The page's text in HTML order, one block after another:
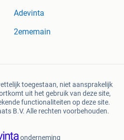
Adevinta
2ememain
toegestaan, niet aansprakelijk
uit het gebruik van deze site,
functionaliteiten op deze site.
B.V. Alle rechten voorbehouden.
onderneming